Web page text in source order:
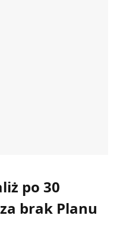
po 30
brak Planu